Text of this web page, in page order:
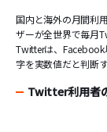
国内と海外の月間利
ザーが全世界で毎月
Twitterは、
字を実数値だと判断
Twitter利用者